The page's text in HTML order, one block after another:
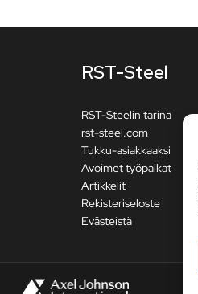
RST-Steel
RST-Steelin tarina
rst-steel.com
Tukku-asiakkaaksi
Avoimet työpaikat
Artikkelit
Rekisteriseloste
Evästeistä